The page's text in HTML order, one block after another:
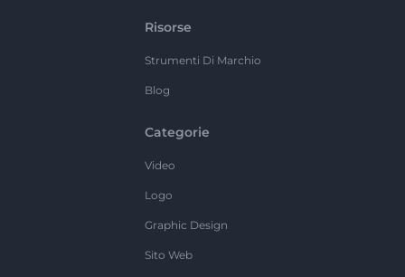
Risorse
Strumenti Di Marchio
Blog
Categorie
Video
Logo
Graphic Design
Sito Web